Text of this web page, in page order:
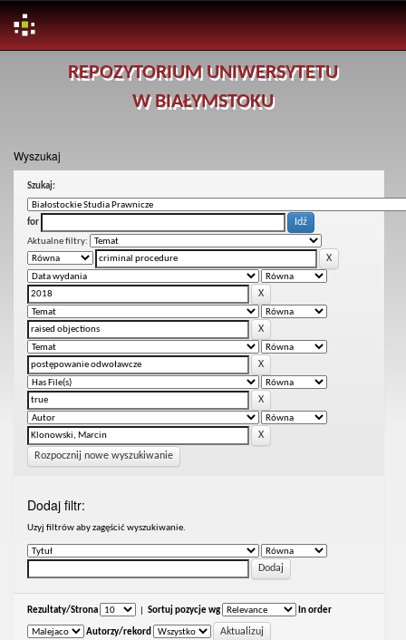
REPOZYTORIUM UNIWERSYTETU
W BIAŁYMSTOKU
Wyszukaj
Szukaj:
for
Aktualne filtry:
Rozpocznij nowe wyszukiwanie
Dodaj filtr:
Uzyj filtrów aby zagęścić wyszukiwanie.
Rezultaty/Strona Sortuj pozycje wg In order
Autorzy/rekord